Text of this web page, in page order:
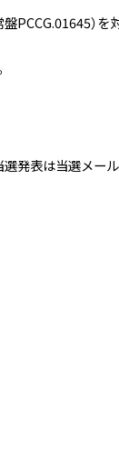
PCCG.01645）を
発表は当選メー